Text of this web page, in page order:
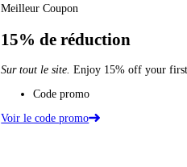
Meilleur Coupon
15% de réduction
Sur tout le site. Enjoy 15% off your
Code promo
Voir le code promo